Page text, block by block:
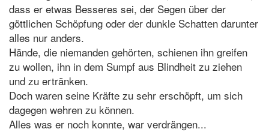
dass er etwas Besseres sei, der Segen über der
göttlichen Schöpfung oder der dunkle Schatten darunter
alles nur anders.
Hände, die niemanden gehörten, schienen ihn greifen
zu wollen, ihn in dem Sumpf aus Blindheit zu ziehen
und zu ertränken.
Doch waren seine Kräfte zu sehr erschöpft, um sich
dagegen wehren zu können.
Alles was er noch konnte, war verdrängen...